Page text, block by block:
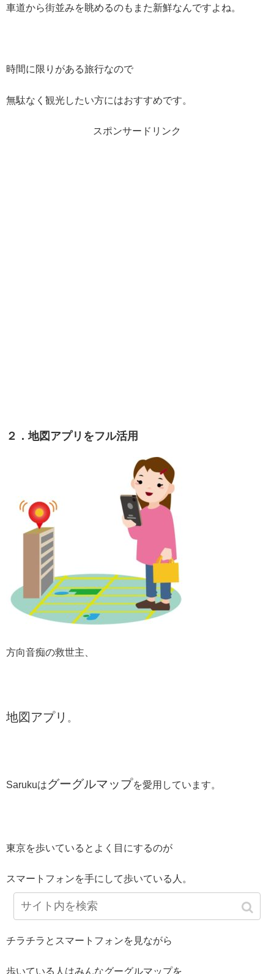
車道から街並みを眺めるのもまた新鮮なんですよね。
時間に限りがある旅行なので
無駄なく観光したい方にはおすすめです。
スポンサードリンク
２．地図アプリをフル活用
方向音痴の救世主、
地図アプリ 。
Sarukuはグーグルマップを愛用しています。
東京を歩いているとよく目にするのが
スマートフォンを手にして歩いている人。
チラチラとスマートフォンを見ながら
歩いている人はみんなグーグルマップを